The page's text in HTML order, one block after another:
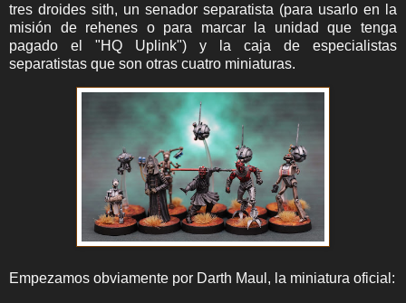
tres droides sith, un senador separatista (para usarlo en la
misión de rehenes o para marcar la unidad que tenga
pagado el "HQ Uplink") y la caja de especialistas
separatistas que son otras cuatro miniaturas.
Empezamos obviamente por Darth Maul, la miniatura oficial: